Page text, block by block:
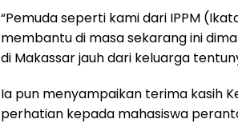
“Pemuda seperti kami dari IPPM
membantu di masa sekarang ini
di Makassar jauh dari keluarga
Ia pun menyampaikan terima kasih
perhatian kepada mahasiswa